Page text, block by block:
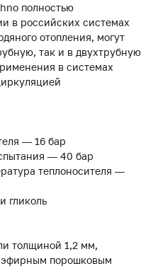
полностью
в российских системах
отопления, могут
так и в двухтрубную
в системах
— 16 бар
— 40 бар
теплоносителя —
гликоль
толщиной 1,2 мм,
порошковым